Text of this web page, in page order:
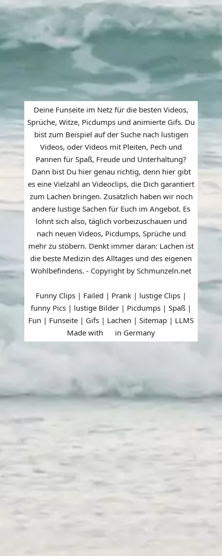
Deine Funseite im Netz für die besten Videos,
Sprüche, Witze, Picdumps und animierte Gifs. Du
bist zum Beispiel auf der Suche nach lustigen
Videos, oder Videos mit Pleiten, Pech und
Pannen für Spaß, Freude und Unterhaltung?
Dann bist Du hier genau richtig, denn hier gibt
es eine Vielzahl an Videoclips, die Dich garantiert
zum Lachen bringen. Zusätzlich haben wir noch
andere lustige Sachen für Euch im Angebot. Es
lohnt sich also, täglich vorbeizuschauen und
nach neuen Videos, Picdumps, Sprüche und
mehr zu stöbern. Denkt immer daran: Lachen ist
die beste Medizin des Alltages und des eigenen
Wohlbefindens. - Copyright by Schmunzeln.net
Funny Clips | Failed | Prank | lustige Clips |
funny Pics | lustige Bilder | Picdumps | Spaß |
Fun | Funseite | Gifs | Lachen | Sitemap | LLMS
Made with
in Germany